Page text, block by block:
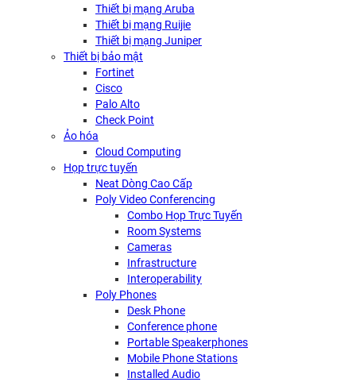
Thiết bị mạng Aruba
Thiết bị mạng Ruijie
Thiết bị mạng Juniper
Thiết bị bảo mật
Fortinet
Cisco
Palo Alto
Check Point
Ảo hóa
Cloud Computing
Họp trực tuyến
Neat Dòng Cao Cấp
Poly Video Conferencing
Combo Họp Trực Tuyến
Room Systems
Cameras
Infrastructure
Interoperability
Poly Phones
Desk Phone
Conference phone
Portable Speakerphones
Mobile Phone Stations
Installed Audio